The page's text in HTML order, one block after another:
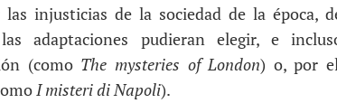
las injusticias de la sociedad de la época,
adaptaciones pudieran elegir, e
(como The mysteries of London) o, por
I misteri di Napoli).